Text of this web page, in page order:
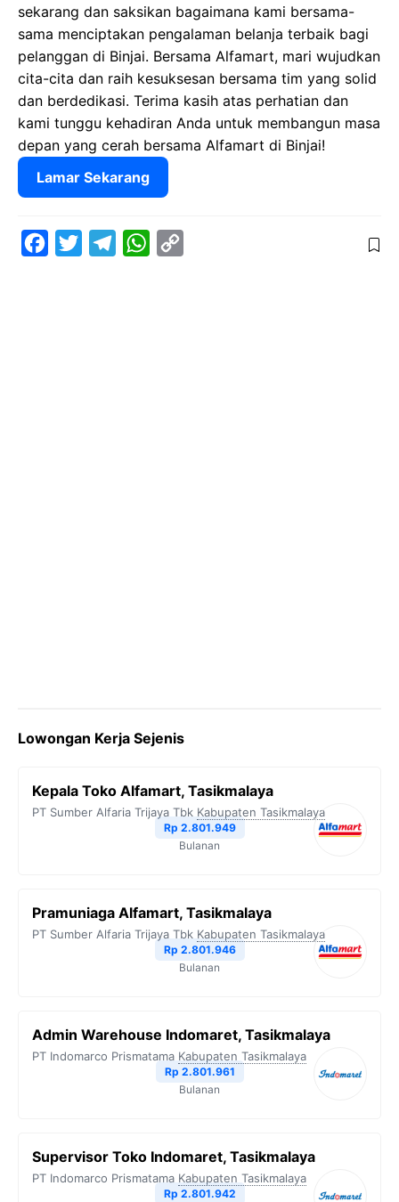
sekarang dan saksikan bagaimana kami bersama-
sama menciptakan pengalaman belanja terbaik bagi
pelanggan di Binjai. Bersama Alfamart, mari wujudkan
cita-cita dan raih kesuksesan bersama tim yang solid
dan berdedikasi. Terima kasih atas perhatian dan
kami tunggu kehadiran Anda untuk membangun masa
depan yang cerah bersama Alfamart di Binjai!
Lamar Sekarang
W
Lowongan Kerja Sejenis
Kepala Toko Alfamart, Tasikmalaya
PT Sumber Alfaria Trijaya Tbk Kabupaten Tasikmalaya
Rp 2.801.949
Bulanan
Pramuniaga Alfamart, Tasikmalaya
PT Sumber Alfaria Trijaya Tbk Kabupaten Tasikmalaya
Rp 2.801.946
Bulanan
Admin Warehouse Indomaret, Tasikmalaya
PT Indomarco Prismatama Kabupaten Tasikmalaya
Rp 2.801.961
Bulanan
Supervisor Toko Indomaret, Tasikmalaya
PT Indomarco Prismatama Kabupaten Tasikmalaya
Rp 2.801.942